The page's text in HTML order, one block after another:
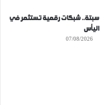
سبتة.. شبكات رقمية تستثمر في
اليأس
07/08/2026